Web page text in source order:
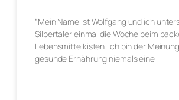
“Mein Name ist Wolfgang und ich
Silbertaler einmal die Woche beim
Lebensmittelkisten. Ich bin der
gesunde Ernährung niemals eine